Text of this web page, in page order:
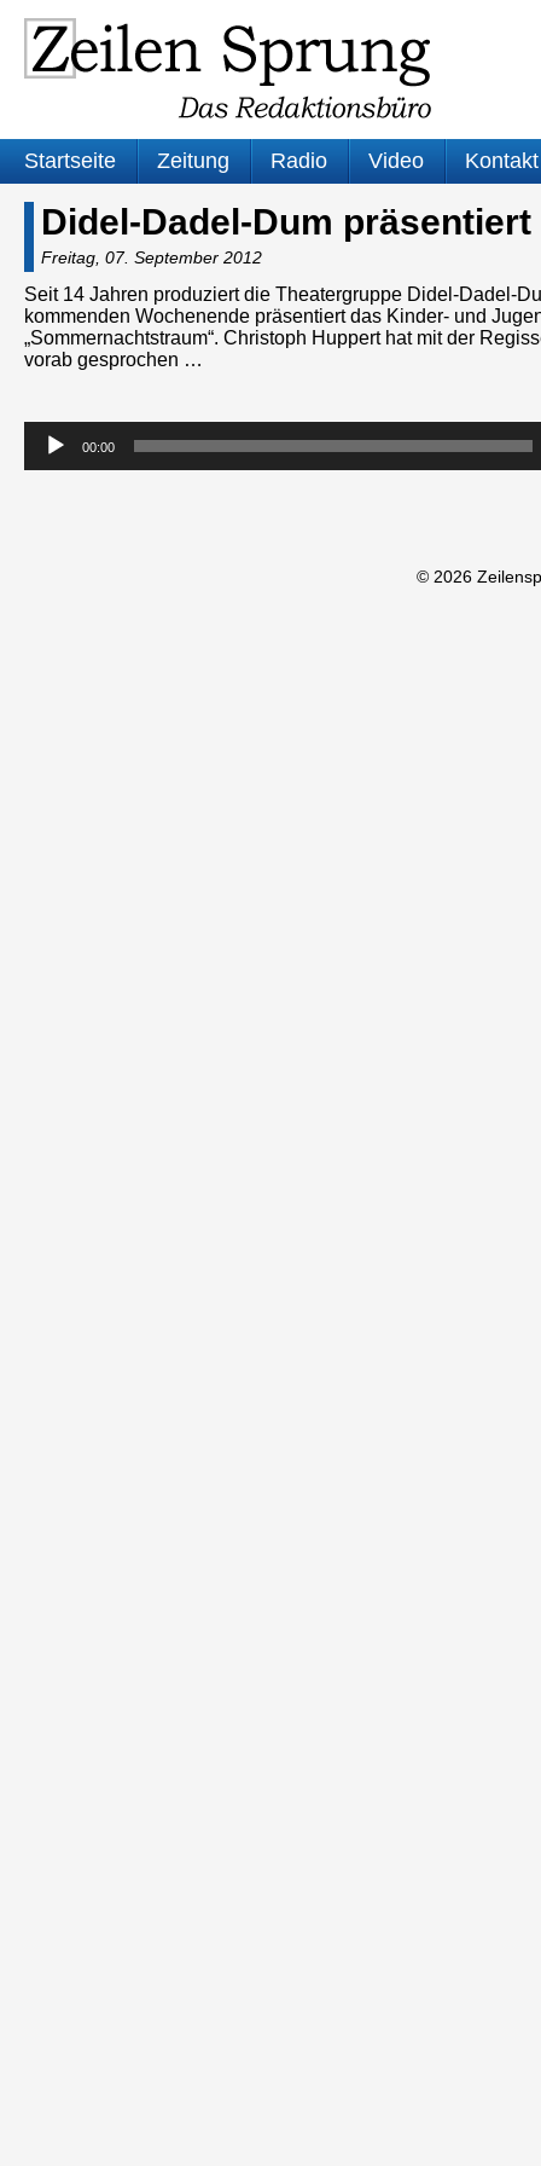
Startseite Zeitung Radio Video Kontakt
Didel-Dadel-Dum
Freitag, 07. September 2012
Seit 14 Jahren produziert die Theatergruppe Didel-Dadel-
kommenden Wochenende präsentiert das Kinder- und
„Sommernachtstraum“. Christoph Huppert hat mit der
vorab gesprochen …
Audio-
Player
00:00
© 2026